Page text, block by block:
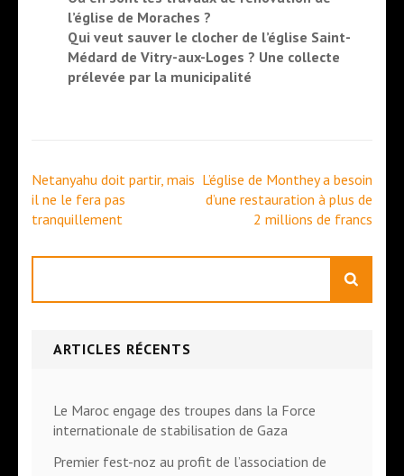
l’église de Moraches ?
Qui veut sauver le clocher de l’église Saint-
Médard de Vitry-aux-Loges ? Une collecte
prélevée par la municipalité
Navigation
de
l’article
Netanyahu doit partir, mais
il ne le fera pas
tranquillement
L’église de Monthey a besoin
d’une restauration à plus de
2 millions de francs
ARTICLES RÉCENTS
Le Maroc engage des troupes dans la Force
internationale de stabilisation de Gaza
Premier fest-noz au profit de l’association de